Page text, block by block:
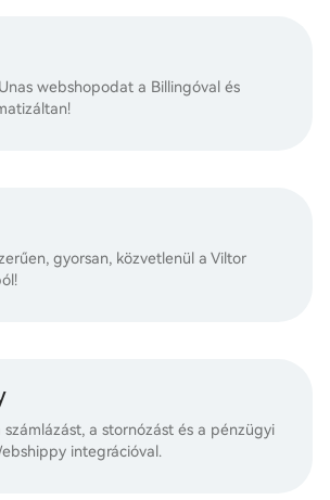
webshopodat a Billingóval és
gyorsan, közvetlenül a Viltor
a stornózást és a pénzügyi
integrációval.